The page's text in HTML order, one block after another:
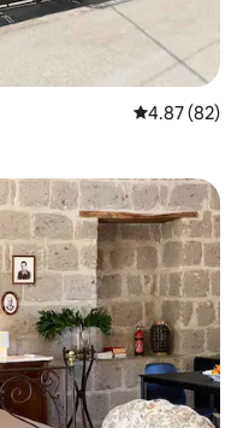
レビュー82
4.87 (82)